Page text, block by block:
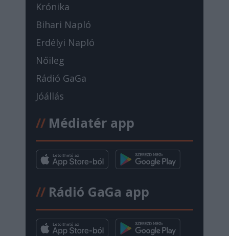
Krónika
Bihari Napló
Erdélyi Napló
Nőileg
Rádió GaGa
Jóállás
//Médiatér app
//Rádió GaGa app